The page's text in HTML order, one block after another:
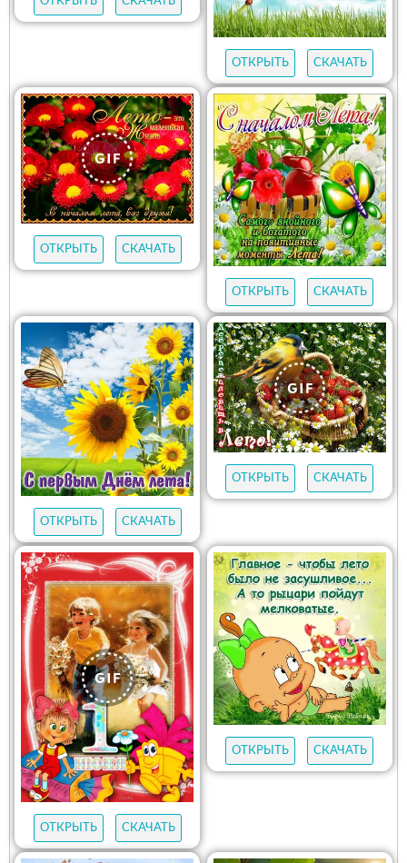
ОТКРЫТЬ СКАЧАТЬ
ОТКРЫТЬ СКАЧАТЬ
ОТКРЫТЬ СКАЧАТЬ
ОТКРЫТЬ СКАЧАТЬ
ОТКРЫТЬ СКАЧАТЬ
ОТКРЫТЬ СКАЧАТЬ
ОТКРЫТЬ СКАЧАТЬ